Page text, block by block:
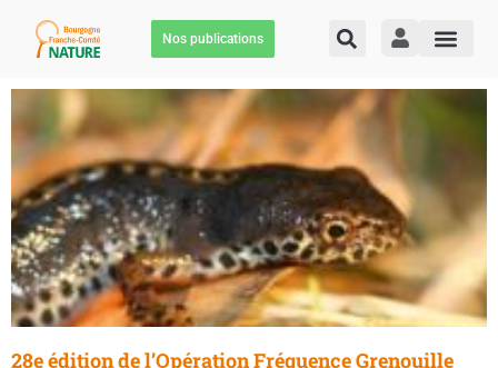
Nos publications
28e édition de l’Opération Fréquence Grenouille